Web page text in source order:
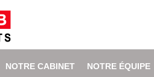
NOTRE CABINET NOTRE ÉQUIPE